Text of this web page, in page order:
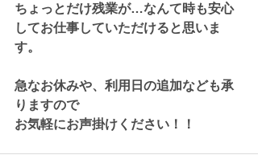
ちょっとだけ残業が…なんて時も安心
してお仕事していただけると思いま
す。
急なお休みや、利用日の追加なども承
りますので
お気軽にお声掛けください！！